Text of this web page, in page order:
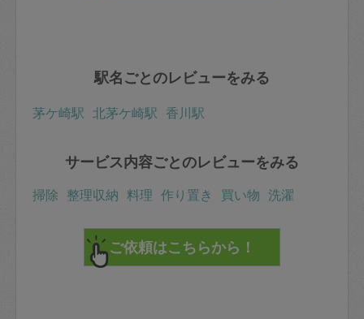
駅名ごとのレビューをみる
茅ケ崎駅 北茅ケ崎駅 香川駅
サービス内容ごとのレビューをみる
掃除 整理収納 料理 作り置き 買い物 洗濯